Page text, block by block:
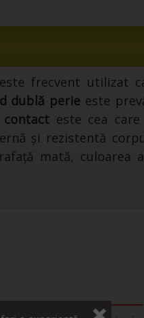
este frecvent utilizat
dublă perie este
contact este cea
și rezistentă
mată, culoarea